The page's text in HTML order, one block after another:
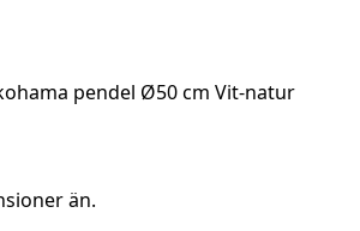
pendel Ø50 cm Vit-natur
än.